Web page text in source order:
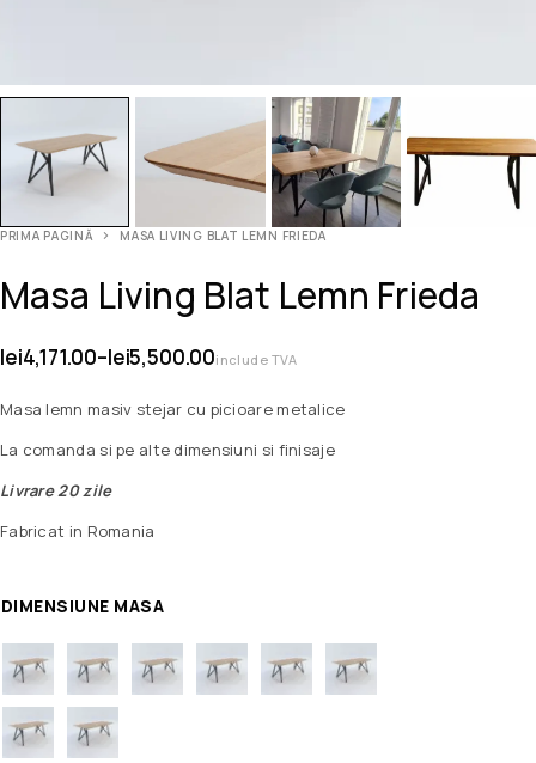
PRIMA PAGINĂ MASA LIVING BLAT LEMN FRIEDA
Masa Living Blat Lemn Frieda
lei4,171.00–lei5,500.00include TVA
Masa lemn masiv stejar cu picioare metalice
La comanda si pe alte dimensiuni si finisaje
Livrare 20 zile
Fabricat in Romania
DIMENSIUNE MASA